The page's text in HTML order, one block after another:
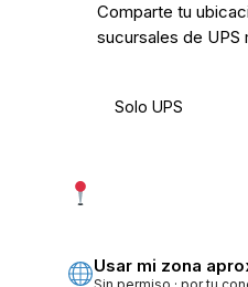
Comparte tu
sucursales de UPS
Solo UPS
Usar mi zona